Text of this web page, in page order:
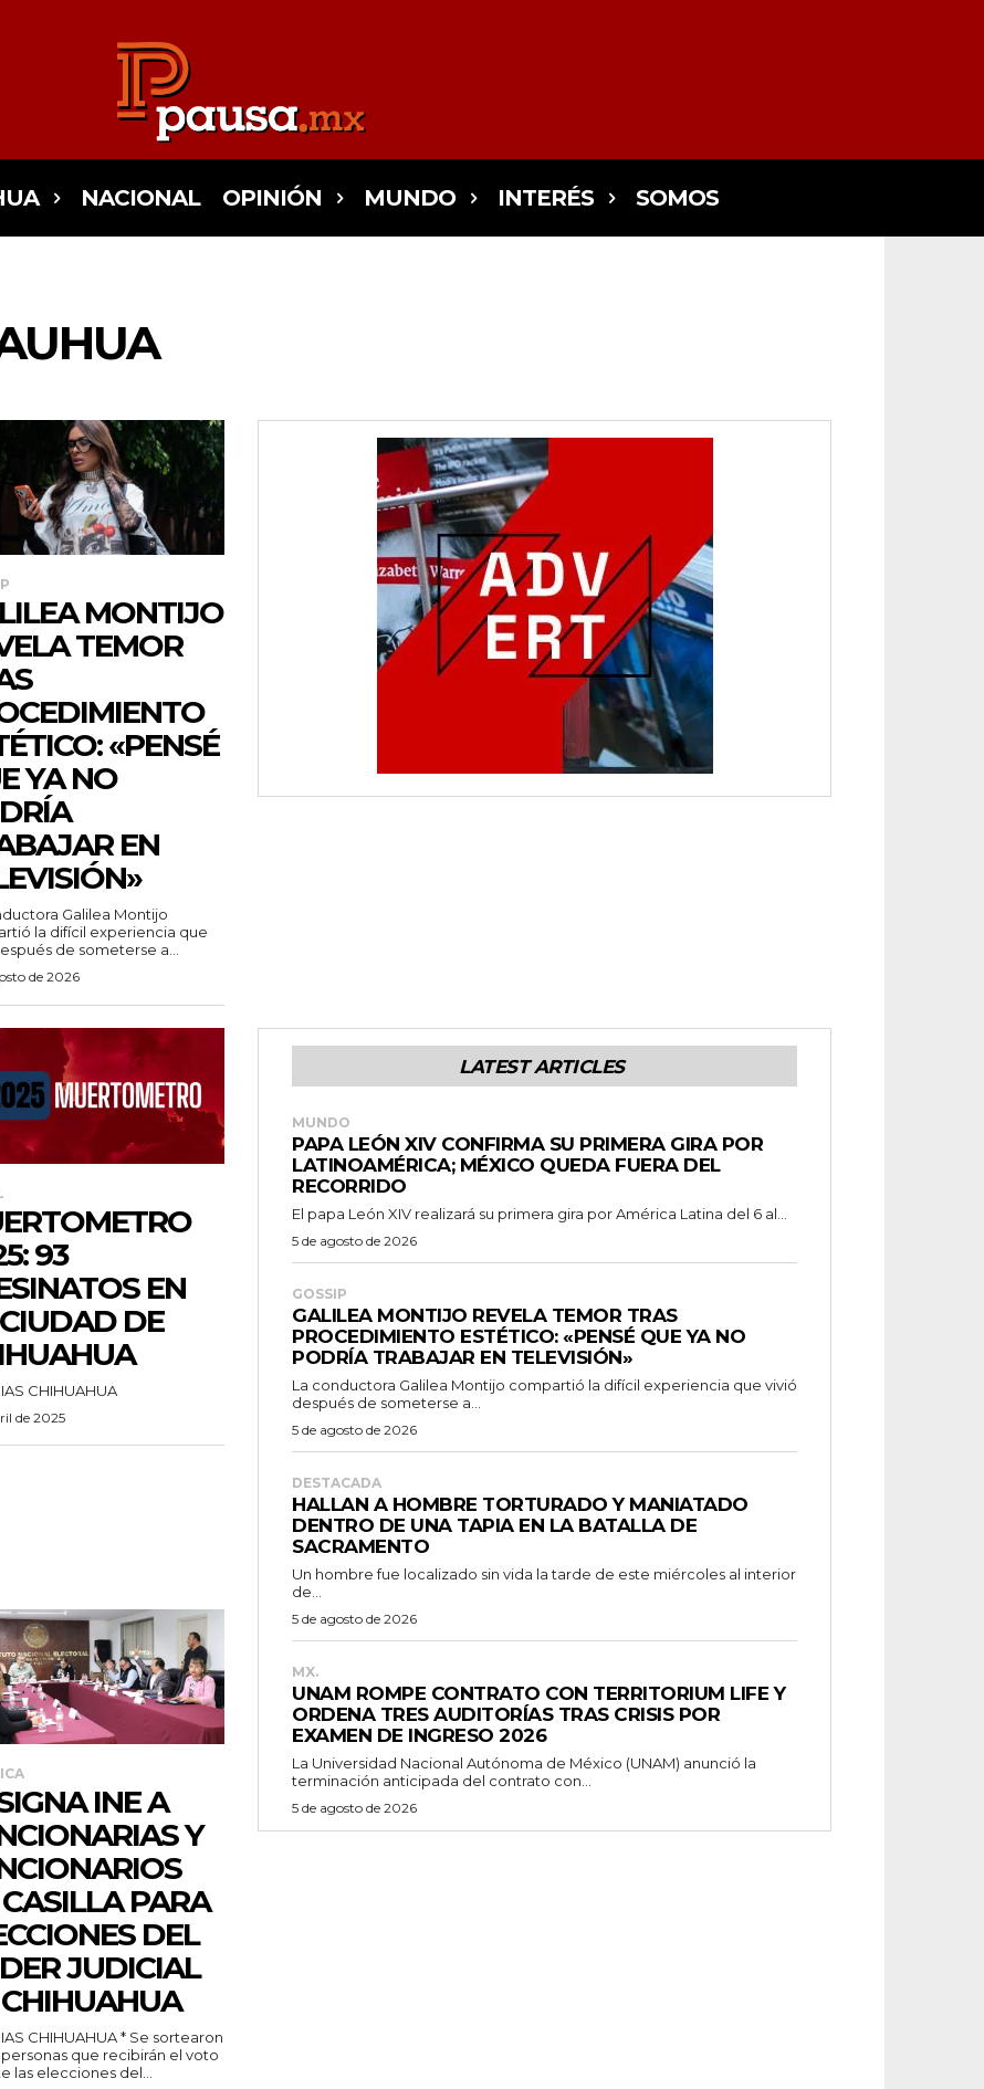
NACIONAL OPINIÓN MUNDO INTERÉS SOMOS
MONTIJO
TEMOR
«PENSÉ
YA NO
EN
Galilea Montijo
la difícil experiencia que
de someterse a...
de 2026
93
EN
DE
CHIHUAHUA
de 2025
INE A
Y
PARA
DEL
JUDICIAL
* Se sortearon
personas que recibirán el voto
las elecciones del...
LATEST ARTICLES
MUNDO
PAPA LEÓN XIV CONFIRMA SU PRIMERA GIRA POR
LATINOAMÉRICA; MÉXICO QUEDA FUERA DEL
RECORRIDO
El papa León XIV realizará su primera gira por América Latina del 6 al...
5 de agosto de 2026
GOSSIP
GALILEA MONTIJO REVELA TEMOR TRAS
PROCEDIMIENTO ESTÉTICO: «PENSÉ QUE YA NO
PODRÍA TRABAJAR EN TELEVISIÓN»
La conductora Galilea Montijo compartió la difícil experiencia que vivió
después de someterse a...
5 de agosto de 2026
DESTACADA
HALLAN A HOMBRE TORTURADO Y MANIATADO
DENTRO DE UNA TAPIA EN LA BATALLA DE
SACRAMENTO
Un hombre fue localizado sin vida la tarde de este miércoles al interior
de...
5 de agosto de 2026
MX.
UNAM ROMPE CONTRATO CON TERRITORIUM LIFE Y
ORDENA TRES AUDITORÍAS TRAS CRISIS POR
EXAMEN DE INGRESO 2026
La Universidad Nacional Autónoma de México (UNAM) anunció la
terminación anticipada del contrato con...
5 de agosto de 2026